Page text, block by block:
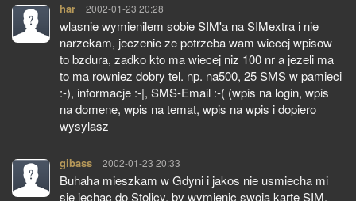
har pisze:
2002-01-23 20:28
wlasnie wymienilem sobie SIM'a na SIMextra i nie
narzekam, jeczenie ze potrzeba wam wiecej wpisow
to bzdura, zadko kto ma wiecej niz 100 nr a jezeli ma
to ma rowniez dobry tel. np. na500, 25 SMS w pamieci
:-), informacje :-|, SMS-Email :-( (wpis na login, wpis
na domene, wpis na temat, wpis na wpis i dopiero
wysylasz
gibass pisze:
2002-01-23 20:33
Buhaha mieszkam w Gdyni i jakos nie usmiecha mi
sie jechac do Stolicy, by wymienic swoja karte SIM.